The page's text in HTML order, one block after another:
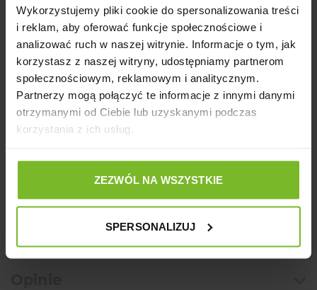
Wykorzystujemy pliki cookie do spersonalizowania treści
i reklam, aby oferować funkcje społecznościowe i
analizować ruch w naszej witrynie. Informacje o tym, jak
korzystasz z naszej witryny, udostępniamy partnerom
społecznościowym, reklamowym i analitycznym.
Partnerzy mogą połączyć te informacje z innymi danymi
otrzymanymi od Ciebie lub uzyskanymi podczas
korzystania z ich usług.
ZEZWÓL NA WSZYSTKIE
SPERSONALIZUJ
wersjach kolorystycznych- żółty,
niebieski i bordowy. Transportery są
wysyłane z magazynu losowo, w
kolorze który obecnie jest na stanie.
Ostrzeżenie:
stanowić zagrożenie.